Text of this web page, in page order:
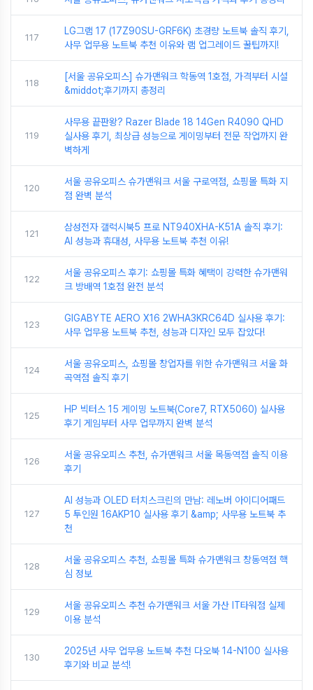
117
LG그램 17 (17Z90SU-GRF6K) 초경량 노트북 솔직 후기,
사무 업무용 노트북 추천 이유와 램 업그레이드 꿀팁까지!
118
[서울 공유오피스] 슈가맨워크 학동역 1호점, 가격부터 시설
&middot;후기까지 총정리
119
사무용 끝판왕? Razer Blade 18 14Gen R4090 QHD
실사용 후기, 최상급 성능으로 게이밍부터 전문 작업까지 완
벽하게
120
서울 공유오피스 슈가맨워크 서울 구로역점, 쇼핑몰 특화 지
점 완벽 분석
121
삼성전자 갤럭시북5 프로 NT940XHA-K51A 솔직 후기:
AI 성능과 휴대성, 사무용 노트북 추천 이유!
122
서울 공유오피스 후기: 쇼핑몰 특화 혜택이 강력한 슈가맨워
크 방배역 1호점 완전 분석
123
GIGABYTE AERO X16 2WHA3KRC64D 실사용 후기:
사무 업무용 노트북 추천, 성능과 디자인 모두 잡았다!
124
서울 공유오피스, 쇼핑몰 창업자를 위한 슈가맨워크 서울 화
곡역점 솔직 후기
125
HP 빅터스 15 게이밍 노트북(Core7, RTX5060) 실사용
후기 게임부터 사무 업무까지 완벽 분석
126
서울 공유오피스 추천, 슈가맨워크 서울 목동역점 솔직 이용
후기
127
AI 성능과 OLED 터치스크린의 만남: 레노버 아이디어패드
5 투인원 16AKP10 실사용 후기 &amp; 사무용 노트북 추
천
128
서울 공유오피스 추천, 쇼핑몰 특화 슈가맨워크 창동역점 핵
심 정보
129
서울 공유오피스 추천 슈가맨워크 서울 가산 IT타워점 실제
이용 분석
130
2025년 사무 업무용 노트북 추천 다오북 14-N100 실사용
후기와 비교 분석!